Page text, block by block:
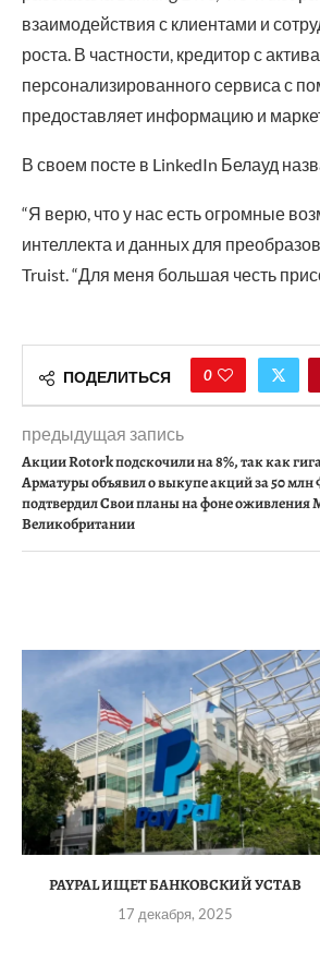
взаимодействия с клиентами и
роста. В частности, кредитор с
персонализированного сервиса с
предоставляет информацию и
В своем посте в LinkedIn Белауд
“Я верю, что у нас есть огромные
интеллекта и данных для
Truist. “Для меня большая честь
ПОДЕЛИТЬСЯ 0
предыдущая запись
Акции Rotork подскочили на 8%, так как
Арматуры объявил о выкупе акций за 50 млн
подтвердил Свои планы на фоне
Великобритании
PAYPAL ИЩЕТ БАНКОВСКИЙ УСТАВ
17 декабря, 2025